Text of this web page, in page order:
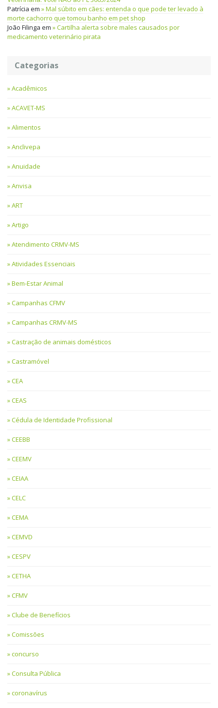
Patrícia em
Mal súbito em cães: entenda o que pode ter levado à
morte cachorro que tomou banho em pet shop
João Filinga em
Cartilha alerta sobre males causados por
medicamento veterinário pirata
Categorias
Acadêmicos
ACAVET-MS
Alimentos
Anclivepa
Anuidade
Anvisa
ART
Artigo
Atendimento CRMV-MS
Atividades Essenciais
Bem-Estar Animal
Campanhas CFMV
Campanhas CRMV-MS
Castração de animais domésticos
Castramóvel
CEA
CEAS
Cédula de Identidade Profissional
CEEBB
CEEMV
CEIAA
CELC
CEMA
CEMVD
CESPV
CETHA
CFMV
Clube de Benefícios
Comissões
concurso
Consulta Pública
coronavírus